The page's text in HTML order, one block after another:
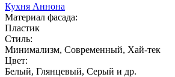
Кухня Аннона
Материал фасада:
Пластик
Стиль:
Минимализм, Современный, Хай-тек
Цвет:
Белый, Глянцевый, Серый и др.